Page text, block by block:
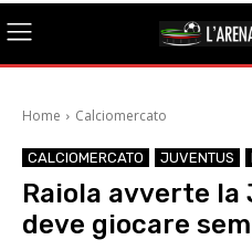
Home Calciomercato
CALCIOMERCATO JUVENTUS
Raiola avverte la
deve giocare